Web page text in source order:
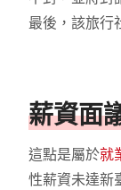
最後，該旅行
薪資面
這點是屬於就
性薪資未達新